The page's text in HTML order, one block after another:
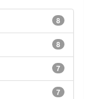
8
8
7
7